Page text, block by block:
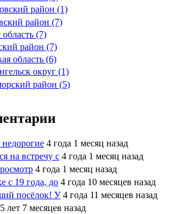
район (1)
район (7)
(7)
район (7)
область (6)
округ (1)
район (5)
4 года 1 месяц назад
на встречу с 4 года 1 месяц назад
4 года 1 месяц назад
с 19 года, до 4 года 10 месяцев назад
посёлок! У 4 года 11 месяцев назад
5 лет 7 месяцев назад